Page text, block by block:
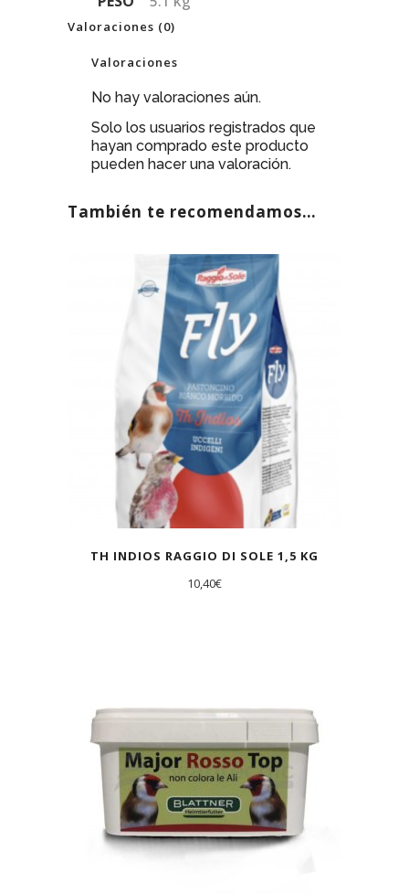
Valoraciones (0)
Valoraciones
No hay valoraciones aún.
Solo los usuarios registrados que
hayan comprado este producto
pueden hacer una valoración.
También te recomendamos…
TH INDIOS RAGGIO DI SOLE 1,5 KG
10,40€